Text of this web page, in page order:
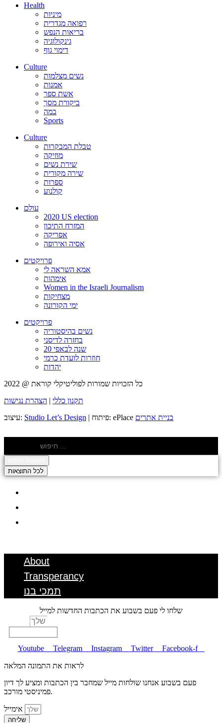
Health
מיניות
רפואה מגדרית
בריאות הנפש
גינקולוגיה
דימוי גוף
Culture
נשים מצלמות
אמנות
אשת ספר
ביקורת מסך
במה
Sports
Culture
טבלת המבקרות
מוזיקה
שירת נשים
שירה מקורית
ספרות
קולנוע
עולם
2020 US election
המזרח התיכון
אפריקה
אסיה ואירופה
פרויקטים
אמא השראה לי
אימהות
Women in the Israeli Journalism
מצחיקות
ימי הקורונה
פרויקטים
נשים בהיסטוריה
בחזרה לדיסני
20 שנה לבאפי
חוזרות לועדת כרמי
יהדות
תקנון כללי | הצהרת נגישות
עיצוב: Studio Let’s Design | פיתוח: ePlace בניית אתרים
לכל התוצאות
About
Transperancy
תמכי בנו
שלחו לי פעם בשבוע את הכתבות החדשות למייל
Youtube
Telegram Instagram Twitter Facebook-f
לראות את התמונה המלאה
פעם בשבוע אנחנו שולחות מייל שמחבר בין הכתבות ומציע לך דיון
פמיניסטי מורכב.
שליחה